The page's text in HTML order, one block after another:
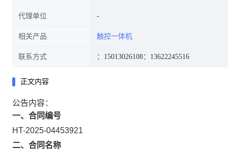
代理单位
相关产品 触控一体机
联系方式 ：15013026108：13622245516
正文内容
公告内容：
一、合同编号
HT-2025-04453921
二、合同名称